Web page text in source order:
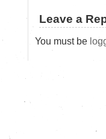
Leave a
You must be